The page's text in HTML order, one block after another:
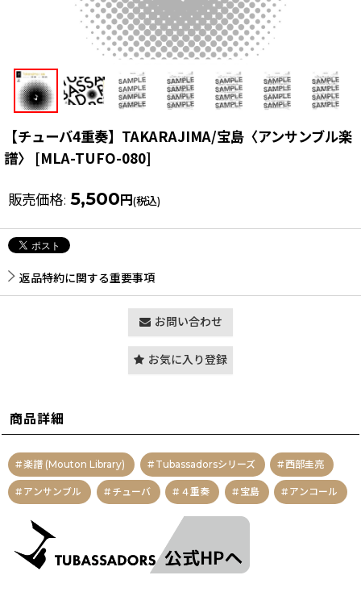
【チューバ4重奏】TAKARAJIMA/宝島〈アンサンブル楽
譜〉 [MLA-TUFO-080]
販売価格: 5,500 円(税込)
返品特約に関する重要事項
お問い合わせ
お気に入り登録
商品詳細
楽譜 (Mouton Library) Tubassadorsシリーズ 西部圭亮
アンサンブル チューバ ４重奏 宝島 アンコール